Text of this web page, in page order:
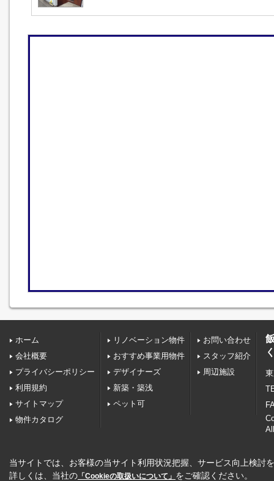
ホーム
会社概要
プライバシーポリシー
利用規約
サイトマップ
物件カタログ
リノベーション物件
おすすめ事業用物件
デザイナーズ
新築・築浅
ペット可
お問い合わせ
スタッフ紹介
周辺施設
当サイトでは、お客様の当サイト利用状況把握、サービス向上検討
詳しくは、当社の 「Cookieの取扱いについて」 をご確認ください。